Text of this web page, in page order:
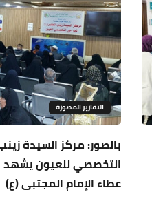
التقارير المصورة
بالصور: مركز السيدة
التخصصي للعيون يشهد
عطاء الإمام المجتبى (ع)